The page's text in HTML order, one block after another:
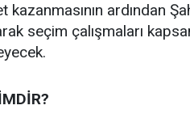
kazanmasının ardından
seçim çalışmaları